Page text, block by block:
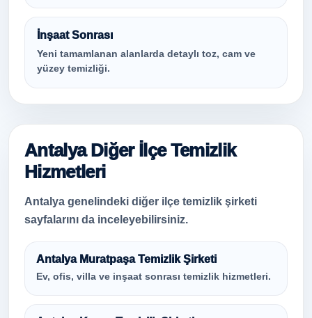
İnşaat Sonrası
Yeni tamamlanan alanlarda detaylı toz, cam ve
yüzey temizliği.
Antalya Diğer İlçe Temizlik
Hizmetleri
Antalya genelindeki diğer ilçe temizlik şirketi
sayfalarını da inceleyebilirsiniz.
Antalya Muratpaşa Temizlik Şirketi
Ev, ofis, villa ve inşaat sonrası temizlik hizmetleri.